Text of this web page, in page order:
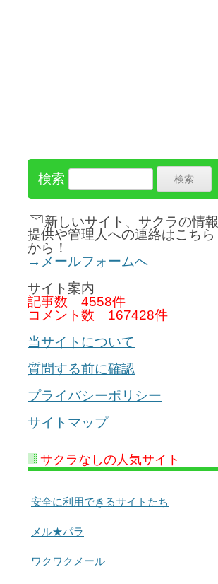
検索
新しいサイト、サクラの情報
提供や管理人への連絡はこちら
から！
→メールフォームへ
サイト案内
記事数 4558件
コメント数 167428件
当サイトについて
質問する前に確認
プライバシーポリシー
サイトマップ
サクラなしの人気サイト
安全に利用できるサイトたち
メル★パラ
ワクワクメール